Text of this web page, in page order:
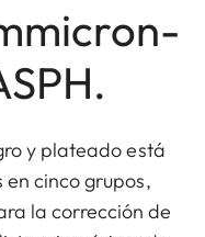
y plateado está
cinco grupos,
la corrección de